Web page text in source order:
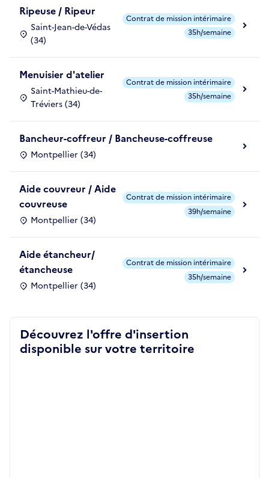
Ripeuse / Ripeur
Saint-Jean-de-Védas
(34)
Contrat de mission intérimaire
35h/semaine
Menuisier d'atelier
Saint-Mathieu-de-
Tréviers (34)
Contrat de mission intérimaire
35h/semaine
Bancheur-coffreur / Bancheuse-coffreuse
Montpellier (34)
Aide couvreur / Aide
couvreuse
Montpellier (34)
Contrat de mission intérimaire
39h/semaine
Aide étancheur/
étancheuse
Montpellier (34)
Contrat de mission intérimaire
35h/semaine
Découvrez l'offre d'insertion
disponible sur votre territoire